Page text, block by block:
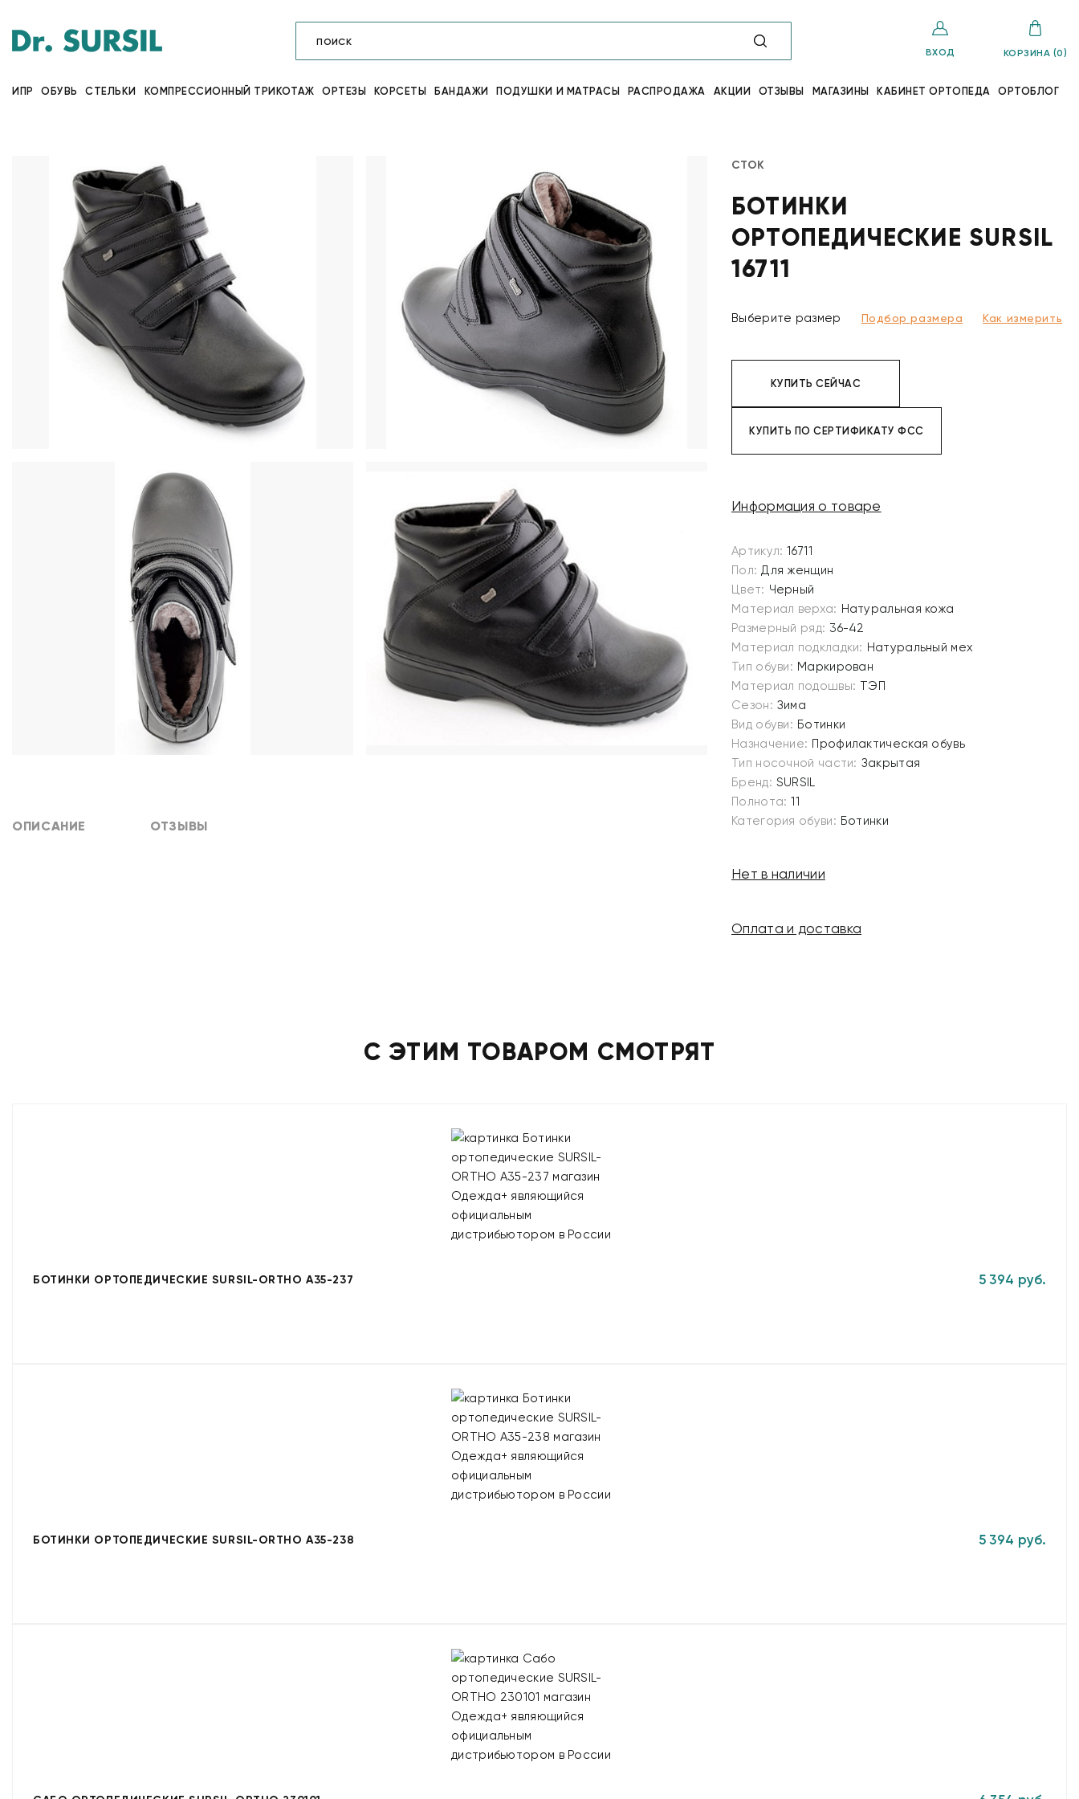
ВХОД КОРЗИНА (0)
ИПР ОБУВЬ СТЕЛЬКИ КОМПРЕССИОННЫЙ ТРИКОТАЖ ОРТЕЗЫ КОРСЕТЫ БАНДАЖИ ПОДУШКИ И МАТРАСЫ РАСПРОДАЖА АКЦИИ ОТЗЫВЫ МАГАЗИНЫ КАБИНЕТ ОРТОПЕДА ОРТОБЛОГ
ОПИСАНИЕ ОТЗЫВЫ
СТОК
БОТИНКИ
ОРТОПЕДИЧЕСКИЕ SURSIL
16711
Выберите размер Подбор размера Как измерить
КУПИТЬ СЕЙЧАС
КУПИТЬ ПО СЕРТИФИКАТУ ФСС
Информация о товаре
Артикул: 16711
Пол: Для женщин
Цвет: Черный
Материал верха: Натуральная кожа
Размерный ряд: 36-42
Материал подкладки: Натуральный мех
Тип обуви: Маркирован
Материал подошвы: ТЭП
Сезон: Зима
Вид обуви: Ботинки
Назначение: Профилактическая обувь
Тип носочной части: Закрытая
Бренд: SURSIL
Полнота: 11
Категория обуви: Ботинки
Нет в наличии
Оплата и доставка
С ЭТИМ ТОВАРОМ СМОТРЯТ
БОТИНКИ ОРТОПЕДИЧЕСКИЕ SURSIL-ORTHO A35-237 5 394 руб.
БОТИНКИ ОРТОПЕДИЧЕСКИЕ SURSIL-ORTHO A35-238 5 394 руб.